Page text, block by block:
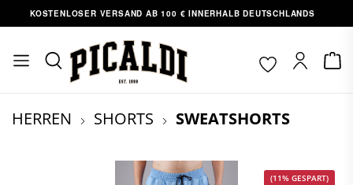
springen
VERSAND AB 100 € INNERHALB DEUTSCHLANDS
HERREN SHORTS SWEATSHORTS
(11% GESPART)